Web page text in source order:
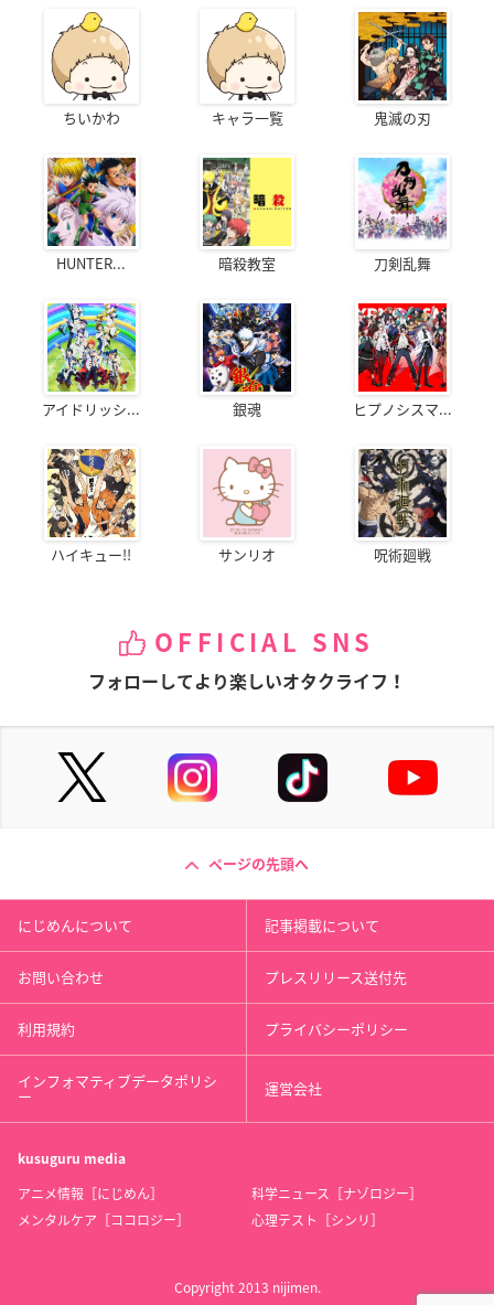
ちいかわ キャラ一覧 鬼滅の刃
HUNTER... 暗殺教室 刀剣乱舞
アイドリッシ... 銀魂 ヒプノシスマ...
ハイキュー!! サンリオ 呪術廻戦
OFFICIAL SNS
フォローしてより楽しいオタクライフ！
ページの先頭へ
にじめんについて 記事掲載について
お問い合わせ プレスリリース送付先
利用規約 プライバシーポリシー
インフォマティブデータポリシ
ー 運営会社
kusuguru media
アニメ情報［にじめん］
科学ニュース［ナゾロジー］
メンタルケア［ココロジー］
心理テスト［シンリ］
Copyright 2013 nijimen.